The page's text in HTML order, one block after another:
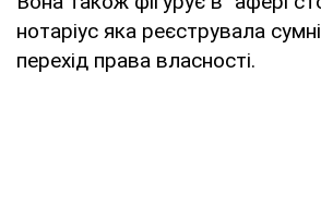
нотаріус яка реєструвала
перехід права власності.